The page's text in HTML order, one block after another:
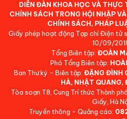
DIỄN ĐÀN KHOA HỌC VÀ THỰC
CHÍNH SÁCH TRONG HỘI NHẬP
CHÍNH SÁCH, PHÁP
Giấy phép hoạt động Tạp chí Điện tử
10/09/
Tổng Biên tập: ĐOÀN
Phó Tổng Biên tập:
Ban Thư ký - Biên tập: ĐẶNG ĐÌNH
HÀ, NHẬT QUANG,
Tòa soạn:T8, Cung Trí thức Thành
Giấy, Hà
Truyền thông - Quảng cáo: